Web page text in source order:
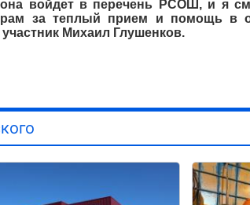
войдет в перечень РСОШ, и я
за теплый прием и помощь в
Михаил Глушенков.